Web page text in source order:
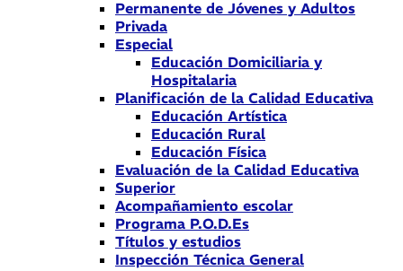
Permanente de Jóvenes y Adultos
Privada
Especial
Educación Domiciliaria y
Hospitalaria
Planificación de la Calidad Educativa
Educación Artística
Educación Rural
Educación Física
Evaluación de la Calidad Educativa
Superior
Acompañamiento escolar
Programa P.O.D.Es
Títulos y estudios
Inspección Técnica General